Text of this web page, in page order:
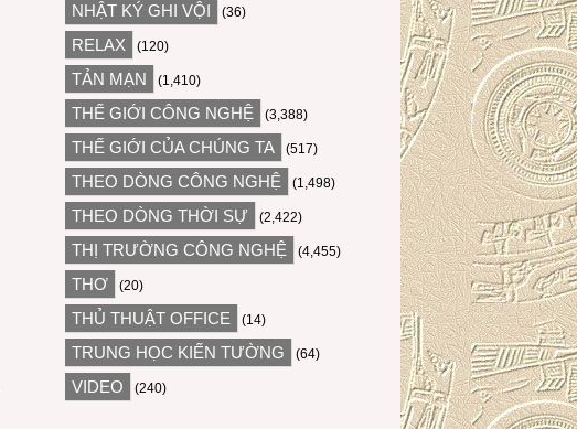
NHẬT KÝ GHI VỘI (36)
RELAX (120)
TẢN MẠN (1,410)
THẾ GIỚI CÔNG NGHỆ (3,388)
THẾ GIỚI CỦA CHÚNG TA (517)
THEO DÒNG CÔNG NGHỆ (1,498)
THEO DÒNG THỜI SỰ (2,422)
THỊ TRƯỜNG CÔNG NGHỆ (4,455)
THƠ (20)
THỦ THUẬT OFFICE (14)
TRUNG HỌC KIẾN TƯỜNG (64)
VIDEO (240)